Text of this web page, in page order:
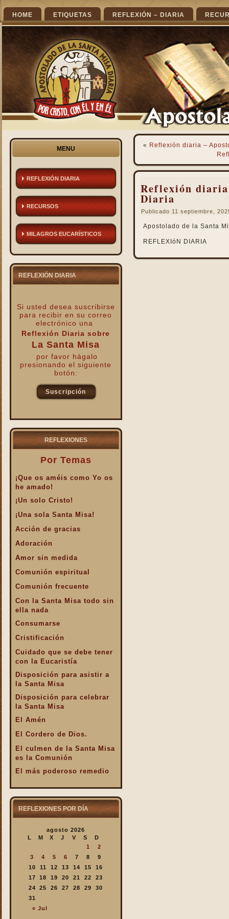
HOME ETIQUETAS REFLEXIÓN – DIARIA
MENU
REFLEXIÓN DIARIA
RECURSOS
MILAGROS EUCARÍSTICOS
REFLEXIÓN DIARIA
Si usted desea suscribirse
para recibiren su correo
electrónico una
Reflexión Diaria sobre
La Santa Misa
por favor hágalo
presionando el siguiente
botón:
Suscripción
REFLEXIONES
Por Temas
¡Que os améis como Yo os
he amado!
¡Un solo Cristo!
¡Una sola Santa Misa!
Acción de gracias
Adoración
Amor sin medida
Comunión espiritual
Comunión frecuente
Con la Santa Misa todo sin
ella nada
Consumarse
Cristificación
Cuidado que se debe tener
con la Eucaristía
Disposición para asistir a
la Santa Misa
Disposición para celebrar
la Santa Misa
El Amén
El Cordero de Dios.
El culmen de la Santa Misa
es la Comunión
El más poderoso remedio
El Pan de la Palabra y el
El Pan nuestro de cada día.
El valor infinto de la Santa
En la Santa Misa Dios nos
da todo
En la Santa Misa la Iglesia
se ofrece a sí misma
En la Santa Misa recibimos
REFLEXIONES POR DÍA
agosto 2026
L
M X J V S D
« Jul
1
2
3
4 5 6 7 8
9
10
11 12 13 14 15
16
17
18 19 20 21 22
23
24
25 26 27 28 29
30
31
« Reflexión diaria –
Reflexión
Diaria
Publicado 11 septiembre,
Apostolado de la Santa
REFLEXIóN DIARIA